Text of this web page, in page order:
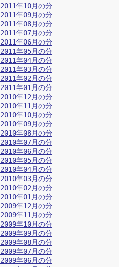
2011年10月の分
2011年09月の分
2011年08月の分
2011年07月の分
2011年06月の分
2011年05月の分
2011年04月の分
2011年03月の分
2011年02月の分
2011年01月の分
2010年12月の分
2010年11月の分
2010年10月の分
2010年09月の分
2010年08月の分
2010年07月の分
2010年06月の分
2010年05月の分
2010年04月の分
2010年03月の分
2010年02月の分
2010年01月の分
2009年12月の分
2009年11月の分
2009年10月の分
2009年09月の分
2009年08月の分
2009年07月の分
2009年06月の分